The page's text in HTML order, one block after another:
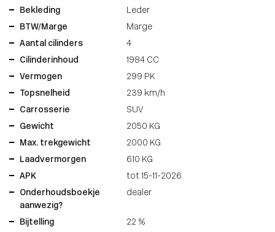
Bekleding
Leder
BTW/Marge
Marge
Aantal cilinders
4
Cilinderinhoud
1984 CC
Vermogen
299 PK
Topsnelheid
239 km/h
Carrosserie
SUV
Gewicht
2050 KG
Max. trekgewicht
2000 KG
Laadvermorgen
610 KG
APK
tot 15-11-2026
Onderhoudsboekje
aanwezig?
dealer
Bijtelling 22 %